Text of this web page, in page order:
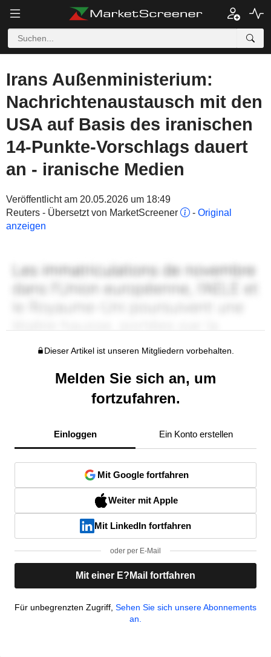
Irans Außenministerium:
Nachrichtenaustausch mit den
USA auf Basis des iranischen
14-Punkte-Vorschlags dauert
an - iranische Medien
Veröffentlicht am 20.05.2026 um 18:49
Reuters - Übersetzt von MarketScreener
- Original
anzeigen
Dieser Artikel ist unseren Mitgliedern vorbehalten.
Melden Sie sich an, um
fortzufahren.
Einloggen Ein Konto erstellen
Mit Google fortfahren
Weiter mit Apple
Mit LinkedIn fortfahren
oder per E-Mail
Mit einer E?Mail fortfahren
Für unbegrenzten Zugriff, Sehen Sie sich unsere Abonnements
an.